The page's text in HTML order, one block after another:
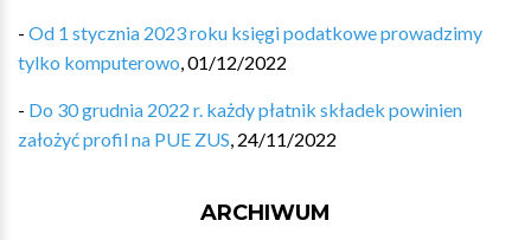
- Od 1 stycznia 2023 roku księgi podatkowe prowadzimy
tylko komputerowo,01/12/2022
- Do 30 grudnia 2022 r. każdy płatnik składek powinien
założyć profil na PUE ZUS, 24/11/2022
ARCHIWUM